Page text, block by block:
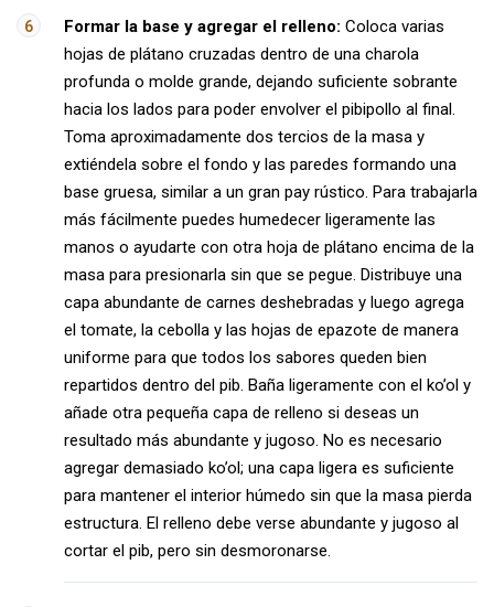
Formar la base y agregar el relleno: Coloca varias
hojas de plátano cruzadas dentro de una charola
profunda o molde grande, dejando suficiente sobrante
hacia los lados para poder envolver el pibipollo al final.
Toma aproximadamente dos tercios de la masa y
extiéndela sobre el fondo y las paredes formando una
base gruesa, similar a un gran pay rústico. Para trabajarla
más fácilmente puedes humedecer ligeramente las
manos o ayudarte con otra hoja de plátano encima de la
masa para presionarla sin que se pegue. Distribuye una
capa abundante de carnes deshebradas y luego agrega
el tomate, la cebolla y las hojas de epazote de manera
uniforme para que todos los sabores queden bien
repartidos dentro del pib. Baña ligeramente con el ko’ol y
añade otra pequeña capa de relleno si deseas un
resultado más abundante y jugoso. No es necesario
agregar demasiado ko’ol; una capa ligera es suficiente
para mantener el interior húmedo sin que la masa pierda
estructura. El relleno debe verse abundante y jugoso al
cortar el pib, pero sin desmoronarse.